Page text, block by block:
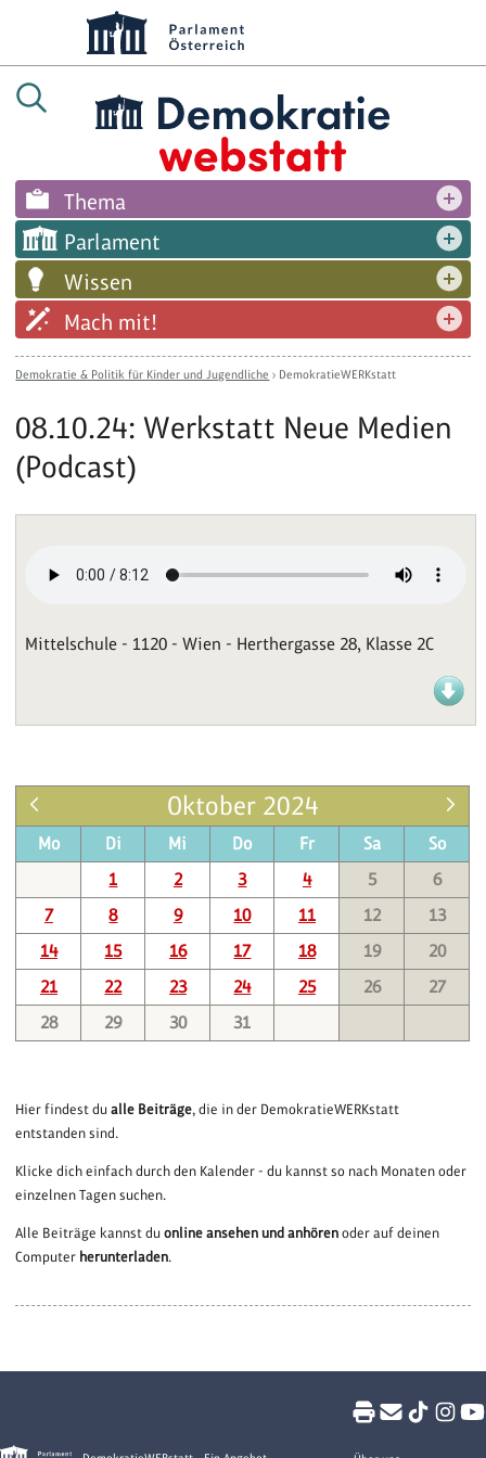
Thema
Parlament
Wissen
Mach mit!
Demokratie & Politik für Kinder und Jugendliche › DemokratieWERKstatt
08.10.24: Werkstatt Neue Medien
(Podcast)
Mittelschule - 1120 - Wien - Herthergasse 28, Klasse 2C
Oktober 2024
Mo Di Mi Do Fr Sa
So
1
2 3 4 5
6
7
8 9 10 11 12
13
14
15 16 17 18 19
20
21
22 23 24 25 26
27
28
29 30 31
Hier findest dualle Beiträge, die in der DemokratieWERKstatt
entstanden sind.
Klicke dich einfach durch den Kalender - du kannst so nach Monaten oder
einzelnen Tagen suchen.
Alle Beiträge kannst duonline ansehen und anhören oder auf deinen
Computer herunterladen.